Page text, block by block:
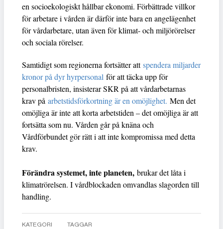
en socioekologiskt hållbar ekonomi. Förbättrade villkor
för arbetare i vården är därför inte bara en angelägenhet
för vårdarbetare, utan även för klimat- och miljörörelser
och sociala rörelser.
Samtidigt som regionerna fortsätter attspendera miljarder
kronor på dyr hyrpersonal för att täcka upp för
personalbristen, insisterar SKR på att vårdarbetarnas
krav på arbetstidsförkortning är en omöjlighet. Men det
omöjliga är inte att korta arbetstiden – det omöjliga är att
fortsätta som nu. Vården går på knäna och
Vårdförbundet gör rätt i att inte kompromissa med detta
krav.
Förändra systemet, inte planeten, brukar det låta i
klimatrörelsen. I vårdblockaden omvandlas slagorden till
handling.
KATEGORI TAGGAR